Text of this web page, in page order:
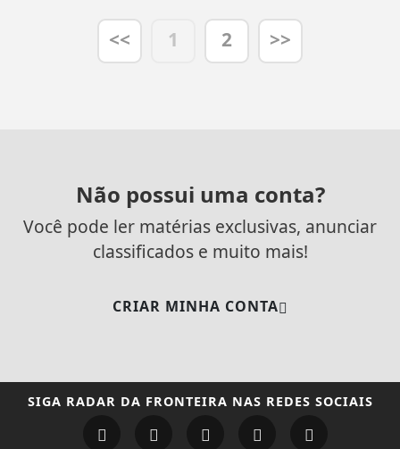
<< 1 2 >>
Não possui uma conta?
Você pode ler matérias exclusivas, anunciar
classificados e muito mais!
CRIAR MINHA CONTA
SIGA RADAR DA FRONTEIRA NAS REDES SOCIAIS